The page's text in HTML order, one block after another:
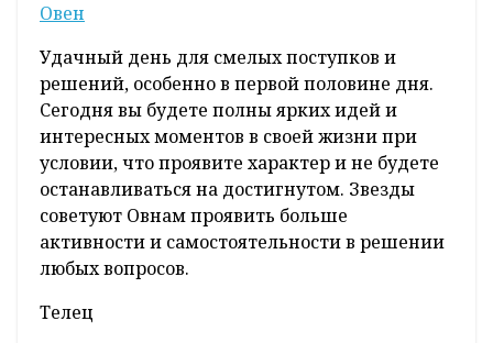
Овен
Удачный день для смелых поступков и
решений, особенно в первой половине дня.
Сегодня вы будете полны ярких идей и
интересных моментов в своей жизни при
условии, что проявите характер и не будете
останавливаться на достигнутом. Звезды
советуют Овнам проявить больше
активности и самостоятельности в решении
любых вопросов.
Телец